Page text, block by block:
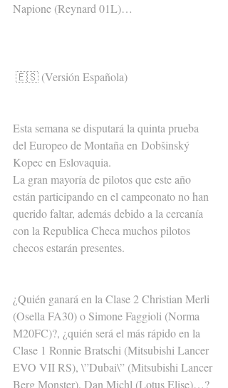
Napione (Reynard 01L)…
🇪🇸 (Versión Española)
Esta semana se disputará la quinta prueba
del Europeo de Montaña en Dobšinský
Kopec en Eslovaquia.
La gran mayoría de pilotos que este año
están participando en el campeonato no han
querido faltar, además debido a la cercanía
con la Republica Checa muchos pilotos
checos estarán presentes.
¿Quién ganará en la Clase 2 Christian Merli
(Osella FA30) o Simone Faggioli (Norma
M20FC)?, ¿quién será el más rápido en la
Clase 1 Ronnie Bratschi (Mitsubishi Lancer
EVO VII RS), \”Dubai\” (Mitsubishi Lancer
Berg Monster), Dan Michl (Lotus Elise)…?